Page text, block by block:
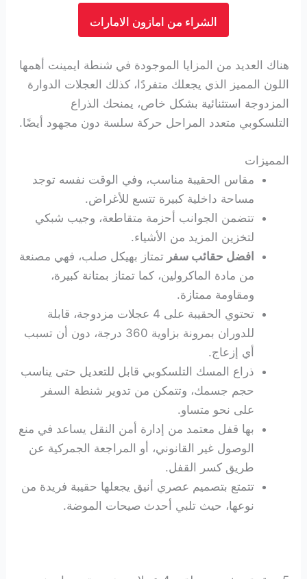
الشراء من امازون الامارات
هناك العديد من المزايا الموجودة في شنطة ايمينت أهمها
اللون المميز الذي يجعلك متفردًا، كذلك العجلات الدوارة
المزدوجة استثنائية بشكل خاص، يمنحك الذراع
التلسكوبي متعدد المراحل حركة سلسة دون مجهود أيضًا.
المميزات
مقاس الحقيبة مناسب، وفي الوقت نفسه توجد
مساحة داخلية كبيرة تتسع للأغراض.
تتضمن الجوانب أحزمة متقاطعة، وجيب شبكي
لتخزين المزيد من الأشياء.
افضل حقائب سفر تمتاز بهيكل صلب، فهي مصنعة
من مادة الماكرولين، كما تمتاز بمتانة كبيرة،
ومقاومة ممتازة.
تحتوي الحقيبة على 4 عجلات مزدوجة، قابلة
للدوران بمرونة بزاوية 360 درجة، دون أن تسبب
أي إزعاج.
ذراع المسك التلسكوبي قابل للتعديل حتى يناسب
حجم جسمك، وتتمكن من تدوير شنطة السفر
على نحو متساو.
بها قفل معتمد من إدارة أمن النقل يساعد في منع
الوصول غير القانوني، أو المراجعة الجمركية عن
طريق كسر القفل.
تتمتع بتصميم عصري أنيق يجعلها حقيبة فريدة من
نوعها، حيث تلبي أحدث صيحات الموضة.